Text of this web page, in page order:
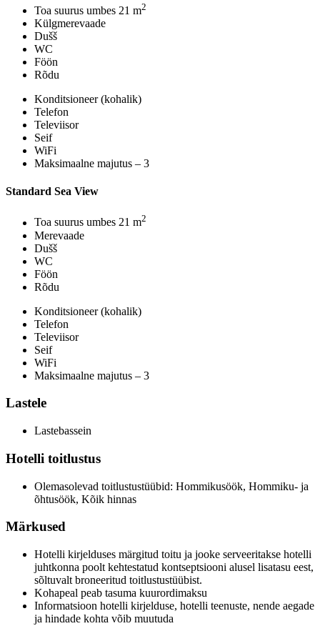
Toa suurus umbes 21 m2
Külgmerevaade
Dušš
WC
Föön
Rõdu
Konditsioneer (kohalik)
Telefon
Televiisor
Seif
WiFi
Maksimaalne majutus – 3
Standard Sea View
Toa suurus umbes 21 m2
Merevaade
Dušš
WC
Föön
Rõdu
Konditsioneer (kohalik)
Telefon
Televiisor
Seif
WiFi
Maksimaalne majutus – 3
Lastele
Lastebassein
Hotelli toitlustus
Olemasolevad toitlustustüübid: Hommikusöök, Hommiku- ja
õhtusöök, Kõik hinnas
Märkused
Hotelli kirjelduses märgitud toitu ja jooke serveeritakse hotelli
juhtkonna poolt kehtestatud kontseptsiooni alusel lisatasu eest,
sõltuvalt broneeritud toitlustustüübist.
Kohapeal peab tasuma kuurordimaksu
Informatsioon hotelli kirjelduse, hotelli teenuste, nende aegade
ja hindade kohta võib muutuda